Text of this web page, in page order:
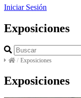
Iniciar Sesión
Exposiciones
/ Exposiciones
Exposiciones